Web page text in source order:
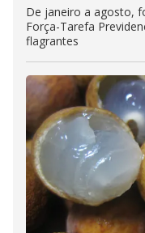
De janeiro a agosto,
Força-Tarefa
flagrantes